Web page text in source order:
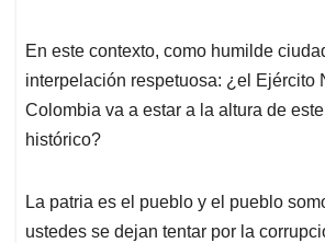
En este contexto, como humilde
interpelación respetuosa: ¿el Ejército
Colombia va a estar a la altura de
histórico?
La patria es el pueblo y el pueblo
ustedes se dejan tentar por la